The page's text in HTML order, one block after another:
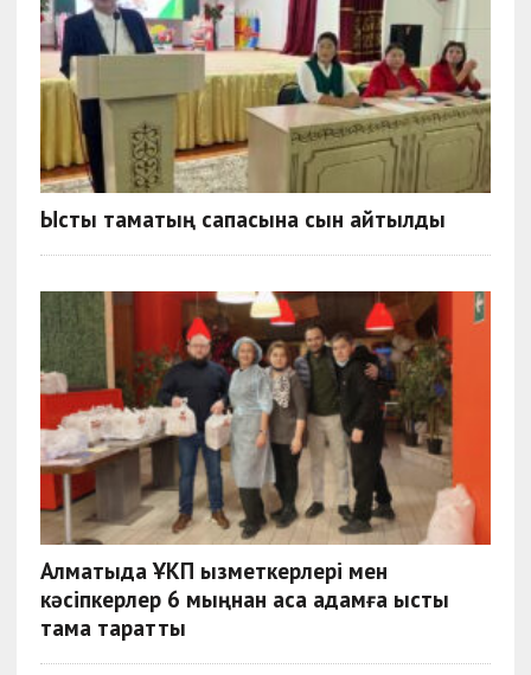
Ыстық тамақтың сапасына сын айтылды
Алматыда ҰКП қызметкерлері мен
кәсіпкерлер 6 мыңнан аса адамға ыстық
тамақ таратты